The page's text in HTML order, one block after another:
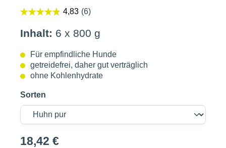
Inhalt: 6 x 800 g
Für empfindliche Hunde
getreidefrei, daher gut verträglich
ohne Kohlenhydrate
Sorten
18,42 €